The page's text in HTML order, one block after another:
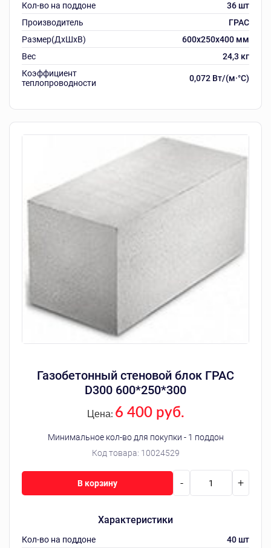
Кол-во на поддоне
36 шт
Производитель
ГРАС
Размер(ДхШхВ)
600х250х400 мм
Вес
24,3 кг
Коэффициент
теплопроводности
0,072 Вт/(м·°C)
Газобетонный стеновой блок ГРАС
D300 600*250*300
Код товара: 10024529
Цена: 6 400 руб.
Минимальное кол-во для покупки - 1 поддон
Характеристики
Кол-во на поддоне
40 шт
- +
В корзину